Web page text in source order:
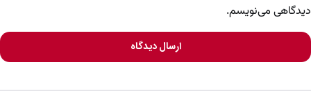
دیدگاهی می‌نویسم.
ارسال دیدگاه